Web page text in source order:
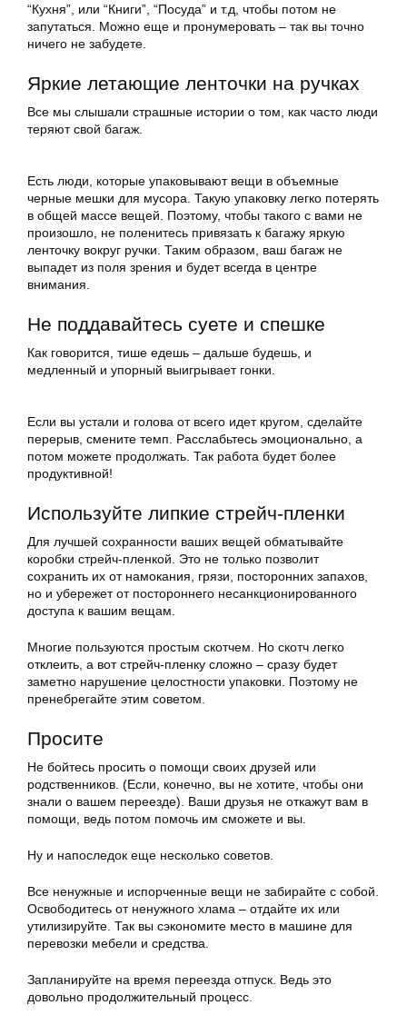
“Кухня”, или “Книги”, “Посуда” и т.д, чтобы потом не
запутаться. Можно еще и пронумеровать – так вы точно
ничего не забудете.
Яркие летающие ленточки на ручках
Все мы слышали страшные истории о том, как часто люди
теряют свой багаж.
Есть люди, которые упаковывают вещи в объемные
черные мешки для мусора. Такую упаковку легко потерять
в общей массе вещей. Поэтому, чтобы такого с вами не
произошло, не поленитесь привязать к багажу яркую
ленточку вокруг ручки. Таким образом, ваш багаж не
выпадет из поля зрения и будет всегда в центре
внимания.
Не поддавайтесь суете и спешке
Как говорится, тише едешь – дальше будешь, и
медленный и упорный выигрывает гонки.
Если вы устали и голова от всего идет кругом, сделайте
перерыв, смените темп. Расслабьтесь эмоционально, а
потом можете продолжать. Так работа будет более
продуктивной!
Используйте липкие стрейч-пленки
Для лучшей сохранности ваших вещей обматывайте
коробки стрейч-пленкой. Это не только позволит
сохранить их от намокания, грязи, посторонних запахов,
но и убережет от постороннего несанкционированного
доступа к вашим вещам.
Многие пользуются простым скотчем. Но скотч легко
отклеить, а вот стрейч-пленку сложно – сразу будет
заметно нарушение целостности упаковки. Поэтому не
пренебрегайте этим советом.
Просите
Не бойтесь просить о помощи своих друзей или
родственников. (Если, конечно, вы не хотите, чтобы они
знали о вашем переезде). Ваши друзья не откажут вам в
помощи, ведь потом помочь им сможете и вы.
Ну и напоследок еще несколько советов.
Все ненужные и испорченные вещи не забирайте с собой.
Освободитесь от ненужного хлама – отдайте их или
утилизируйте. Так вы сэкономите место в машине для
перевозки мебели и средства.
Запланируйте на время переезда отпуск. Ведь это
довольно продолжительный процесс.